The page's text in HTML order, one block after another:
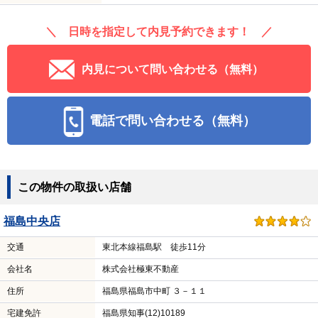
＼ 日時を指定して内見予約できます！ ／
内見について問い合わせる（無料）
電話で問い合わせる（無料）
この物件の取扱い店舗
福島中央店
交通 東北本線福島駅 徒歩11分
会社名 株式会社極東不動産
住所 福島県福島市中町 ３－１１
宅建免許 福島県知事(12)10189